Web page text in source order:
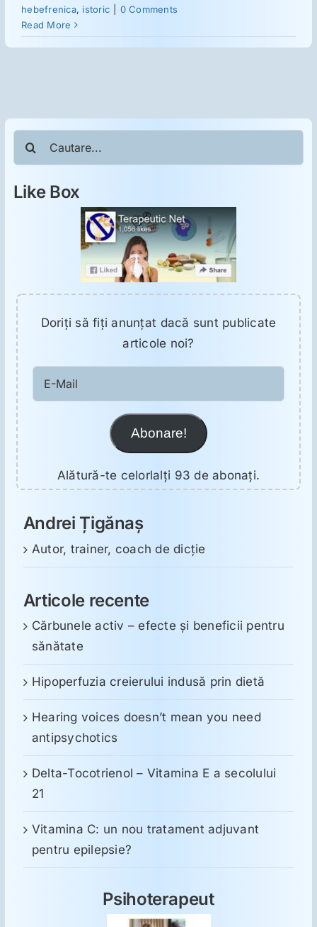
Dietă
Toxicologie
Antipsihiatrie
Psihoterapie
Antropologie
Proză utilă
hebefrenica, istoric
0 Comments
Read More
Cautare...
Like Box
Doriţi să fiţi anunţat dacă sunt publicate
articole noi?
Mail
Abonare!
Alătură-te celorlalți 93 de abonați.
Andrei Țigănaș
Autor, trainer, coach de dicție
Articole recente
Cărbunele activ – efecte și beneficii pentru
sănătate
Hipoperfuzia creierului indusă prin dietă
Hearing voices doesn’t mean you need
antipsychotics
Delta-Tocotrienol – Vitamina E a secolului
21
Vitamina C: un nou tratament adjuvant
pentru epilepsie?
Psihoterapeut